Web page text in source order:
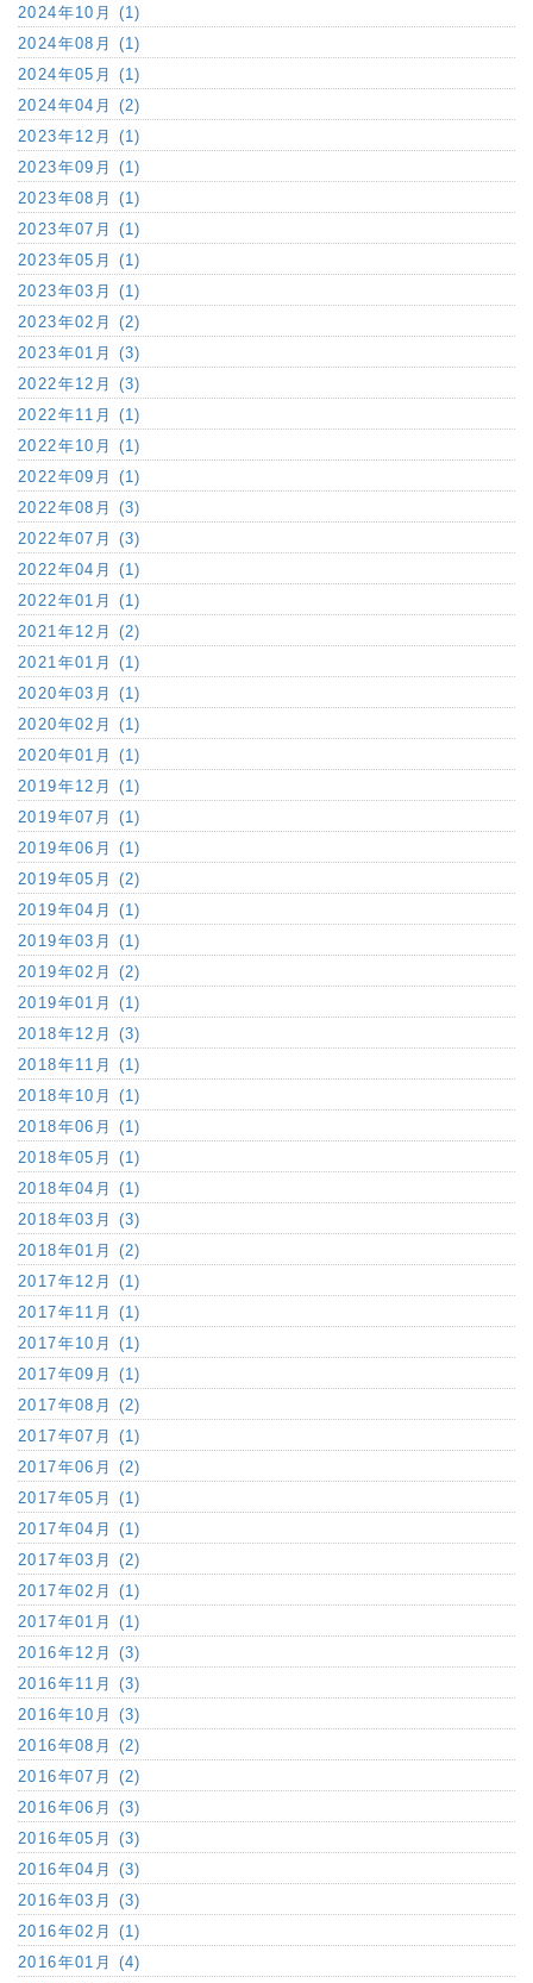
2024年10月 (1)
2024年08月 (1)
2024年05月 (1)
2024年04月 (2)
2023年12月 (1)
2023年09月 (1)
2023年08月 (1)
2023年07月 (1)
2023年05月 (1)
2023年03月 (1)
2023年02月 (2)
2023年01月 (3)
2022年12月 (3)
2022年11月 (1)
2022年10月 (1)
2022年09月 (1)
2022年08月 (3)
2022年07月 (3)
2022年04月 (1)
2022年01月 (1)
2021年12月 (2)
2021年01月 (1)
2020年03月 (1)
2020年02月 (1)
2020年01月 (1)
2019年12月 (1)
2019年07月 (1)
2019年06月 (1)
2019年05月 (2)
2019年04月 (1)
2019年03月 (1)
2019年02月 (2)
2019年01月 (1)
2018年12月 (3)
2018年11月 (1)
2018年10月 (1)
2018年06月 (1)
2018年05月 (1)
2018年04月 (1)
2018年03月 (3)
2018年01月 (2)
2017年12月 (1)
2017年11月 (1)
2017年10月 (1)
2017年09月 (1)
2017年08月 (2)
2017年07月 (1)
2017年06月 (2)
2017年05月 (1)
2017年04月 (1)
2017年03月 (2)
2017年02月 (1)
2017年01月 (1)
2016年12月 (3)
2016年11月 (3)
2016年10月 (3)
2016年08月 (2)
2016年07月 (2)
2016年06月 (3)
2016年05月 (3)
2016年04月 (3)
2016年03月 (3)
2016年02月 (1)
2016年01月 (4)